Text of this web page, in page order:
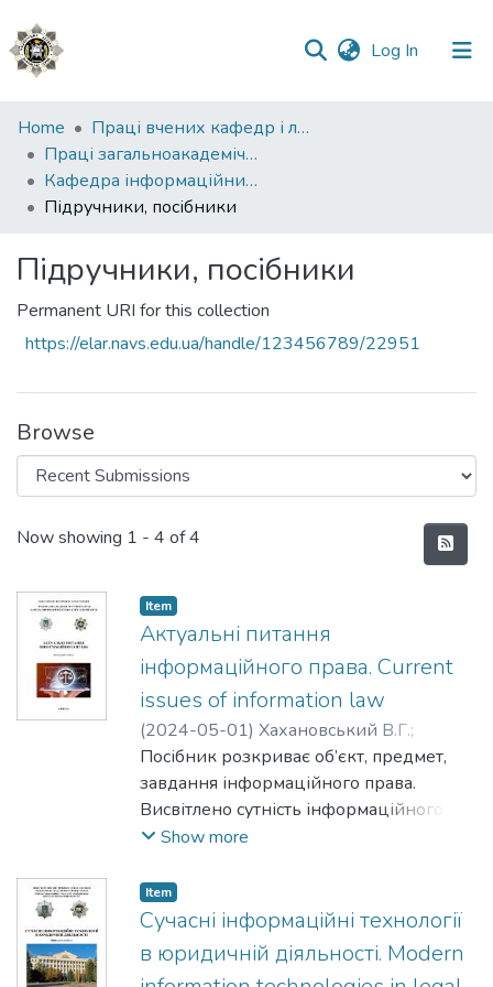
Log In (current)
Communities
&
Collections
All of DSpace
Statistics
Home
Праці вчених кафедр і лабораторій
Праці загальноакадемічних кафедр
Кафедра інформаційних технологій та кібербезпеки
Підручники, посібники
Підручники, посібники
Permanent URI for this collection
https://elar.navs.edu.ua/handle/123456789/22951
Browse
Recent Submissions
Now showing 1 - 4 of 4
Item
Актуальні питання
інформаційного права. Current
issues of information law
(2024-05-01) Хахановський В.Г.;
Khakhanovskyi V.H.;Корнейко О.В.;
Korneiko O.V.
Посібник розкриває об’єкт, предмет,
завдання інформаційного права.
Висвітлено сутність інформаційного
права як комплексної галузі права.
інформаційного права. Видання
призначене для слухачів аспірантури
(ад’юнктури), які вивчають відповідну
однойменну навчальну дисципліну на
Show more
Item
Сучасні інформаційні технології
в юридичній діяльності. Modern